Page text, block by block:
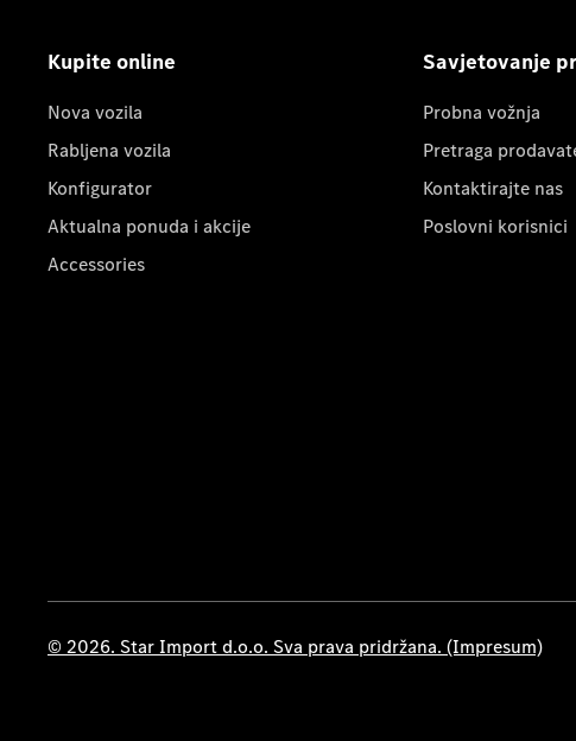
Kupite online
Nova vozila
Rabljena vozila
Konfigurator
Aktualna ponuda i akcije
Accessories
Savjetovanje
Probna vožnja
Pretraga
Kontaktirajte nas
Poslovni korisnici
© 2026. Star Import d.o.o. Sva prava pridržana. (Impresum)